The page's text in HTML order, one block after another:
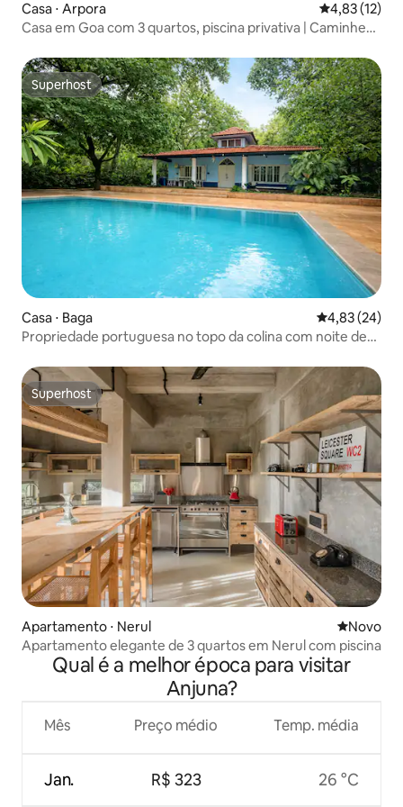
Casa ⋅ Arpora 4,83 de uma
4,83 (12)
Casa em Goa com 3 quartos, piscina privativa | Caminhe
Superhost
Superhost
Casa ⋅ Baga 4,83 de uma
4,83 (24)
Propriedade portuguesa no topo da colina com noite de
Superhost
Superhost
Apartamento ⋅ Nerul Novo
Novo
Apartamento elegante de 3 quartos em Nerul com piscina
Qual é a melhor época para visitar
Anjuna?
Mês
Jan.
Preço médio
R$ 323
Temp. média
26 °C